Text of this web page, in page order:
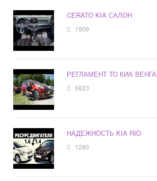
CERATO KIA САЛОН
1909
РЕГЛАМЕНТ ТО КИА ВЕНГА
6823
НАДЕЖНОСТЬ KIA RIO
1280